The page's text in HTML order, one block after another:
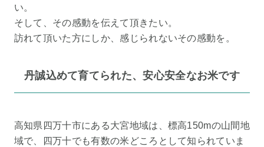
い。
そして、その感動を伝えて頂きたい。
訪れて頂いた方にしか、感じられないその感動を。
丹誠込めて育てられた、安心安全なお米です
高知県四万十市にある大宮地域は、標高150mの山間地
域で、四万十でも有数の米どころとして知られていま